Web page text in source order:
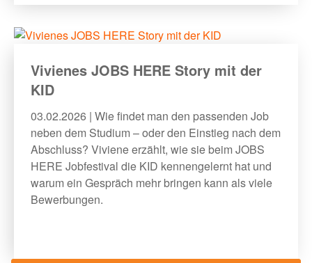
Vivienes JOBS HERE Story mit der
KID
03.02.2026 | Wie findet man den passenden Job
neben dem Studium – oder den Einstieg nach dem
Abschluss? Viviene erzählt, wie sie beim JOBS
HERE Jobfestival die KID kennengelernt hat und
warum ein Gespräch mehr bringen kann als viele
Bewerbungen.